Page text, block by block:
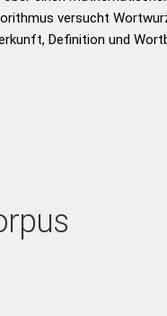
versucht
Definition und